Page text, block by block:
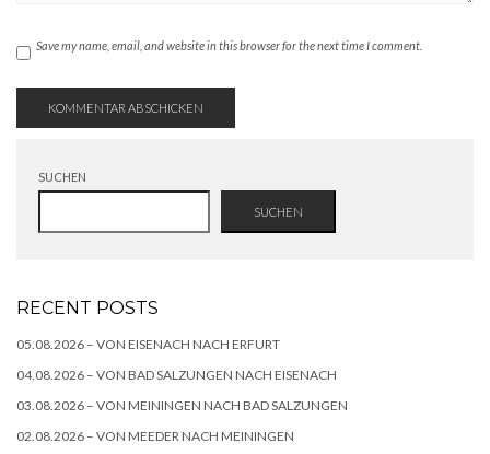
Save my name, email, and website in this browser for the next time I comment.
SUCHEN
SUCHEN
RECENT POSTS
05.08.2026 – VON EISENACH NACH ERFURT
04.08.2026 – VON BAD SALZUNGEN NACH EISENACH
03.08.2026 – VON MEININGEN NACH BAD SALZUNGEN
02.08.2026 – VON MEEDER NACH MEININGEN